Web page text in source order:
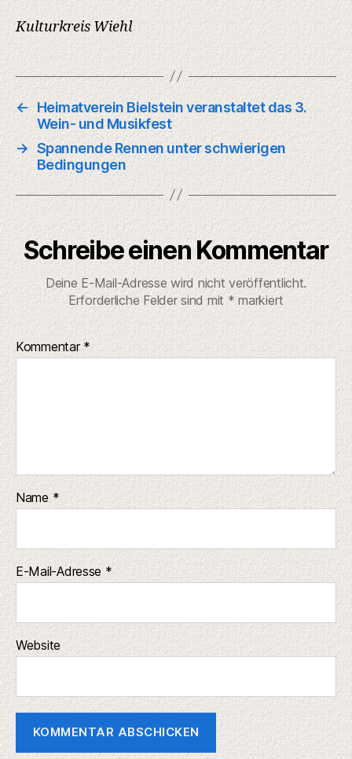
Kulturkreis Wiehl
← Heimatverein Bielstein veranstaltet das 3.
Wein- und Musikfest
→ Spannende Rennen unter schwierigen
Bedingungen
Schreibe einen Kommentar
Deine E-Mail-Adresse wird nicht veröffentlicht.
Erforderliche Felder sind mit * markiert
Kommentar *
Name*
E-Mail-Adresse *
Website